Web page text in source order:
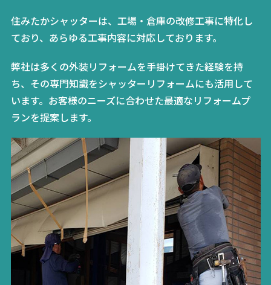
住みたかシャッターは、工場・倉庫の改修工事に特化し
ており、あらゆる工事内容に対応しております。
弊社は多くの外装リフォームを手掛けてきた経験を持
ち、その専門知識をシャッターリフォームにも活用して
います。お客様のニーズに合わせた最適なリフォームプ
ランを提案します。